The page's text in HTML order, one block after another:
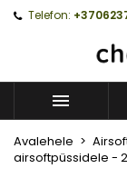
Telefon:

Avalehele
airsoftpüssidele -